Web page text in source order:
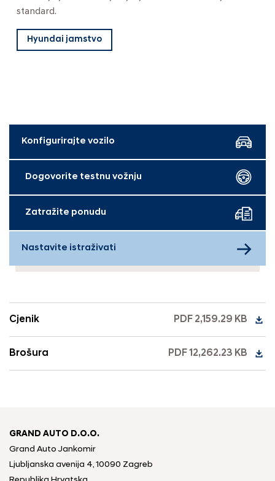
standard.
Hyundai jamstvo
Konfigurirajte vozilo
Dogovorite testnu vožnju
Zatražite ponudu
Nastavite istraživati
Cjenik PDF 2,159.29 KB
Brošura PDF 12,262.23 KB
GRAND AUTO D.O.O.
Grand Auto Jankomir
Ljubljanska avenija 4, 10090 Zagreb